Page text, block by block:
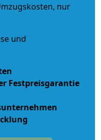
nur
und
Festpreisgarantie